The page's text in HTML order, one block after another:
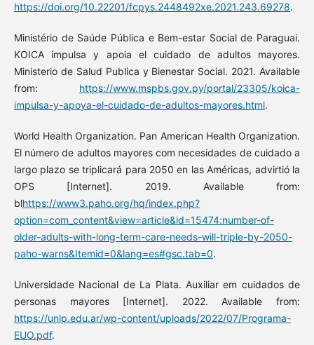
https://doi.org/10.22201/fcpys.2448492xe.2021.243.69278.
Ministério de Saúde Pública e Bem-estar Social de Paraguai.
KOICA impulsa y apoia el cuidado de adultos mayores.
Ministerio de Salud Publica y Bienestar Social. 2021. Available
from: https://www.mspbs.gov.py/portal/23305/koica-
impulsa-y-apoya-el-cuidado-de-adultos-mayores.html.
World Health Organization. Pan American Health Organization.
El número de adultos mayores com necesidades de cuidado a
largo plazo se triplicará para 2050 en las Américas, advirtió la
OPS [Internet]. 2019. Available from:
blhttps://www3.paho.org/hq/index.php?
option=com_content&view=article&id=15474:number-of-
older-adults-with-long-term-care-needs-will-triple-by-2050-
paho-warns&Itemid=0&lang=es#gsc.tab=0.
Universidade Nacional de La Plata. Auxiliar em cuidados de
personas mayores [Internet]. 2022. Available from:
https://unlp.edu.ar/wp-content/uploads/2022/07/Programa-
EUO.pdf.